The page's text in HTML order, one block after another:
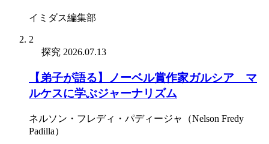
イミダス編集部
2
探究 2026.07.13
【弟子が語る】ノーベル賞作家ガルシア゠マ
ルケスに学ぶジャーナリズム
ネルソン・フレディ・パディージャ（Nelson Fredy
Padilla）